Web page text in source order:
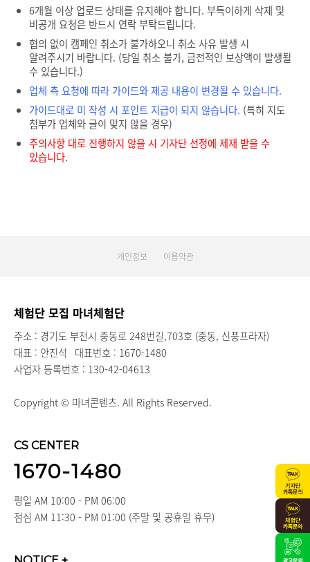
6개월 이상 업로드 상태를 유지해야 합니다. 부득이하게 삭제 및
비공개 요청은 반드시 연락 부탁드립니다.
협의 없이 캠페인 취소가 불가하오니 취소 사유 발생 시
알려주시기 바랍니다. (당일 취소 불가, 금전적인 보상액이 발생될
수 있습니다.)
업체 측 요청에 따라 가이드와 제공 내용이 변경될 수 있습니다.
가이드대로 미 작성 시 포인트 지급이 되지 않습니다. (특히 지도
첨부가 업체와 글이 맞지 않을 경우)
주의사항 대로 진행하지 않을 시 기자단 선정에 제재 받을 수
있습니다.
개인정보 이용약관
체험단 모집 마녀체험단
주소 : 경기도 부천시 중동로 248번길,703호 (중동, 신풍프라자)
대표 : 안진석 대표번호 : 1670-1480
사업자 등록번호 : 130-42-04613
Copyright © 마녀콘텐츠. All Rights Reserved.
CS CENTER
1670-1480
평일 AM 10:00 - PM 06:00
점심 AM 11:30 - PM 01:00 (주말 및 공휴일 휴무)